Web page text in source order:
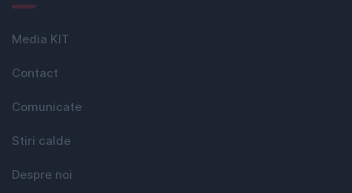
Media KIT
Contact
Comunicate
Stiri calde
Despre noi